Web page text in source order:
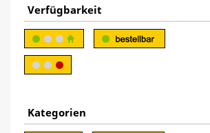
Verfügbarkeit
Kategorien